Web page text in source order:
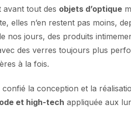
avant tout des objets d’optique
elles n’en restent pas moins,
nos jours, des produits
des verres toujours plus
à la fois.
confié la conception et la
et high-tech appliquée aux